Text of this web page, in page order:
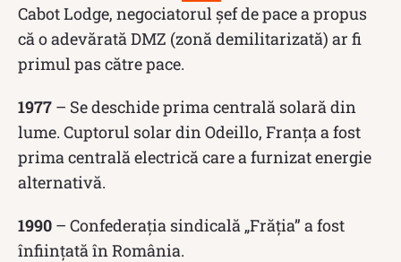
Cabot Lodge, negociatorul șef de pace a propus
că o adevărată DMZ (zonă demilitarizată) ar fi
primul pas către pace.
1977 – Se deschide prima centrală solară din
lume. Cuptorul solar din Odeillo, Franța a fost
prima centrală electrică care a furnizat energie
alternativă.
1990 – Confederația sindicală „Frăția” a fost
înființată în România.